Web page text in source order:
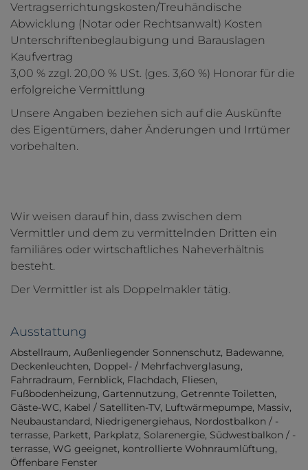
Vertragserrichtungskosten/Treuhändische
Abwicklung (Notar oder Rechtsanwalt) Kosten
Unterschriftenbeglaubigung und Barauslagen
Kaufvertrag
3,00 % zzgl. 20,00 % USt. (ges. 3,60 %) Honorar für die
erfolgreiche Vermittlung
Unsere Angaben beziehen sich auf die Auskünfte
des Eigentümers, daher Änderungen und Irrtümer
vorbehalten.
Wir weisen darauf hin, dass zwischen dem
Vermittler und dem zu vermittelnden Dritten ein
familiäres oder wirtschaftliches Naheverhältnis
besteht.
Der Vermittler ist als Doppelmakler tätig.
Ausstattung
Abstellraum Außenliegender Sonnenschutz Badewanne
Deckenleuchten Doppel- / Mehrfachverglasung
Fahrradraum Fernblick Flachdach Fliesen
Fußbodenheizung Gartennutzung Getrennte Toiletten
Gäste-WC Kabel / Satelliten-TV Luftwärmepumpe Massiv
Neubaustandard Niedrigenergiehaus Nordostbalkon / -
terrasse Parkett Parkplatz Solarenergie Südwestbalkon / -
terrasse WG geeignet kontrollierte Wohnraumlüftung
Öffenbare Fenster